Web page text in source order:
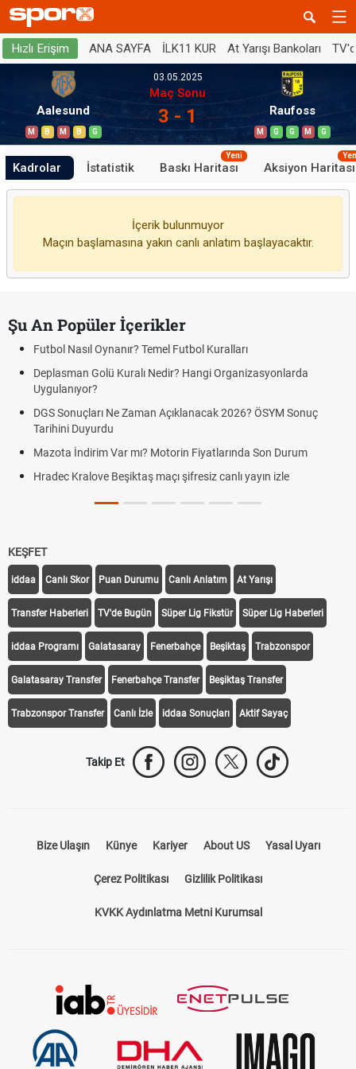
Hızlı Erişim ANA SAYFA İLK11 KUR At Yarışı Bankoları
Aalesund
M B M B G
03.05.2025
Maç Sonu
3 - 1 Raufoss
M G G M G
Kadrolar İstatistik Baskı Haritası
Yeni
Aksiyon Haritası
İçerik bulunmuyor
Maçın başlamasına yakın canlı anlatım başlayacaktır.
Şu An Popüler İçerikler
Futbol Nasıl Oynanır? Temel Futbol Kuralları
Deplasman Golü Kuralı Nedir? Hangi Organizasyonlarda
Uygulanıyor?
DGS Sonuçları Ne Zaman Açıklanacak 2026? ÖSYM Sonuç
Tarihini Duyurdu
Mazota İndirim Var mı? Motorin Fiyatlarında Son Durum
Hradec Kralove Beşiktaş maçı şifresiz canlı yayın izle
KEŞFET
iddaa Canlı Skor Puan Durumu Canlı Anlatım At Yarışı
Transfer Haberleri TV'de Bugün Süper Lig Fikstür Süper Lig Haberleri
iddaa Programı Galatasaray Fenerbahçe Beşiktaş Trabzonspor
Galatasaray Transfer Fenerbahçe Transfer Beşiktaş Transfer
Trabzonspor Transfer Canlı İzle iddaa Sonuçları Aktif Sayaç
Takip Et
Bize Ulaşın Künye Kariyer About US Yasal Uyarı
Çerez Politikası Gizlilik Politikası
KVKK Aydınlatma Metni Kurumsal